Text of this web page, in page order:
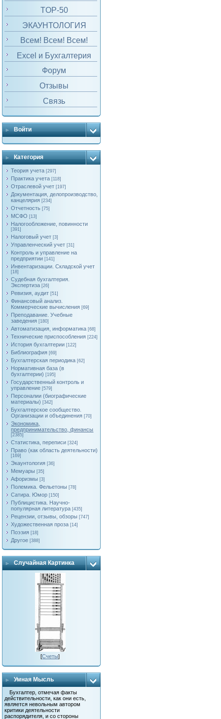
TOP-50
ЭКАУНТОЛОГИЯ
Всем! Всем! Всем!
Excel и Бухгалтерия
Форум
Отзывы
Связь
Войти
Категория
Теория учета [297]
Практика учета [118]
Отраслевой учет [197]
Документация, делопроизводство,
канцелярия [234]
Отчетность [75]
МСФО [13]
Налогообложение, повинности
[391]
Налоговый учет [3]
Управленческий учет [31]
Контроль и управление на
предприятии [141]
Инвентаризации. Складской учет
[18]
Судебная бухгалтерия.
Экспертиза [26]
Ревизия, аудит [51]
Финансовый анализ.
Коммерческие вычисления [69]
Преподавание. Учебные
заведения [180]
Автоматизация, информатика [68]
Технические приспособления [224]
История бухгалтерии [122]
Библиография [69]
Бухгалтерская периодика [62]
Нормативная база (в
бухгалтерии) [195]
Государственный контроль и
управление [579]
Персоналии (биографические
материалы) [342]
Бухгалтерское сообщество.
Организации и объединения [70]
Экономика,
предпринимательство, финансы
[2385]
Статистика, переписи [324]
Право (как область деятельности)
[169]
Экаунтология [36]
Мемуары [35]
Афоризмы [3]
Полемика. Фельетоны [78]
Сатира. Юмор [150]
Публицистика. Научно-
популярная литература [435]
Рецензии, отзывы, обзоры [747]
Художественная проза [14]
Поэзия [18]
Другое [388]
Случайная Картинка
[Счеты]
Умная Мысль
Бухгалтер, отмечая факты
действительности, как они есть,
является невольным автором
критики деятельности
распорядителя, и со стороны